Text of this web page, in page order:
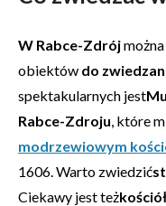
W Rabce-Zdrój
obiektów do
spektakularnych jest
Rabce-Zdroju, które
modrzewiowym
1606. Warto zwiedzić
Ciekawy jest też